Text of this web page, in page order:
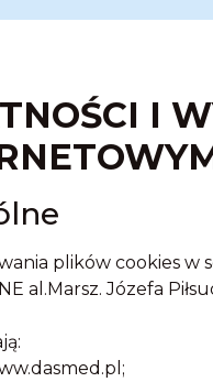
I
plików cookies w
al.Marsz. Józefa